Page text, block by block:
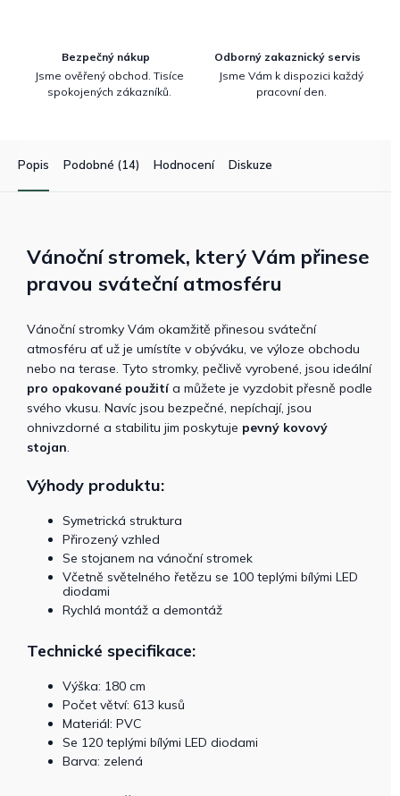
Bezpečný nákup
Jsme ověřený obchod. Tisíce
spokojených zákazníků.
Odborný zakaznický servis
Jsme Vám k dispozici každý
pracovní den.
Popis Podobné (14) Hodnocení Diskuze
Vánoční stromek, který Vám přinese
pravou sváteční atmosféru
Vánoční stromky Vám okamžitě přinesou sváteční
atmosféru ať už je umístíte v obýváku, ve výloze obchodu
nebo na terase. Tyto stromky, pečlivě vyrobené, jsou ideální
pro opakované použitía můžete je vyzdobit přesně podle
svého vkusu. Navíc jsou bezpečné, nepíchají, jsou
ohnivzdorné a stabilitu jim poskytuje pevný kovový
stojan.
Výhody produktu:
Symetrická struktura
Přirozený vzhled
Se stojanem na vánoční stromek
Včetně světelného řetězu se 100 teplými bílými LED
diodami
Rychlá montáž a demontáž
Technické specifikace:
Výška: 180 cm
Počet větví: 613 kusů
Materiál: PVC
Se 120 teplými bílými LED diodami
Barva: zelená